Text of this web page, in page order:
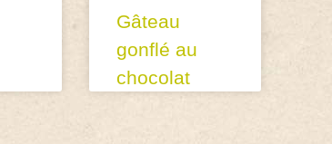
Gâteau
gonflé au
chocolat